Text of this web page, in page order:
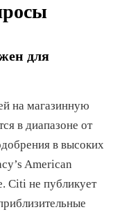
для
на магазинную
в диапазоне от
в высоких
American
Citi не публикует